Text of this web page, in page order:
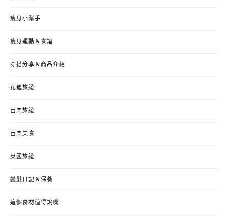
瘦身小幫手
瘦身運動＆食譜
穿搭分享＆商品介紹
花蓮旅遊
苗栗旅遊
苗栗美食
英國旅遊
變髮日記＆保養
這個食材值得說嘴